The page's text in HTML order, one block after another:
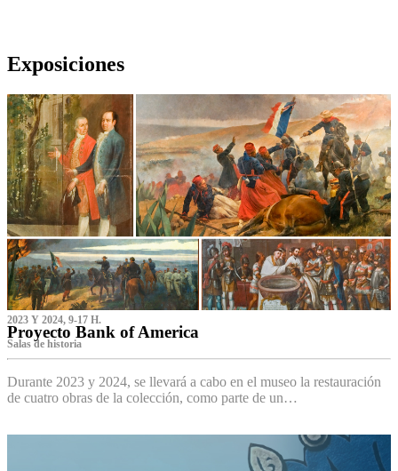
Exposiciones
2023 Y 2024, 9-17 H.
Proyecto Bank of America
S‌alas de historia
Durante 2023 y 2024, se llevará a cabo en el museo la restauración
de cuatro obras de la colección, como parte de un…